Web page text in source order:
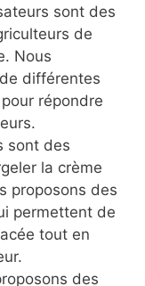
sont des
de
Nous
différentes
répondre
sont des
la crème
proposons des
permettent de
tout en
des